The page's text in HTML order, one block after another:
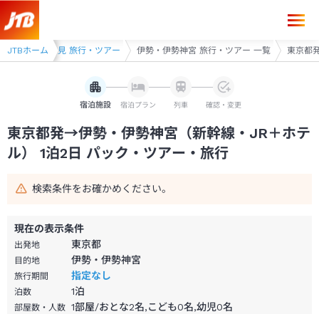
JTBホーム
伊勢・二見 旅行・ツアー 伊勢・伊勢神宮 旅行・ツアー 一覧 東京都
宿泊施設 宿泊プラン 列車 確認・変更
東京都発→伊勢・伊勢神宮（新幹線・JR＋ホテ
ル） 1泊2日 パック・ツアー・旅行
検索条件をお確かめください。
現在の表示条件
出発地 東京都
目的地 伊勢・伊勢神宮
旅行期間 指定なし
泊数 1泊
部屋数・人数 1部屋/おとな2名,こども0名,幼児0名